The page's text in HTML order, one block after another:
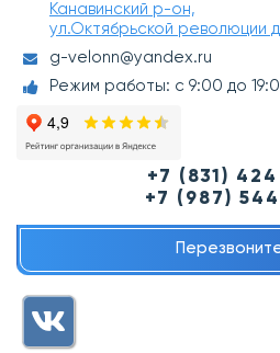
Канавинский р-он,
ул.Октябрьской революции
g-velonn@yandex.ru
Режим работы: с 9:00 до
+7 (831)
+7 (987)